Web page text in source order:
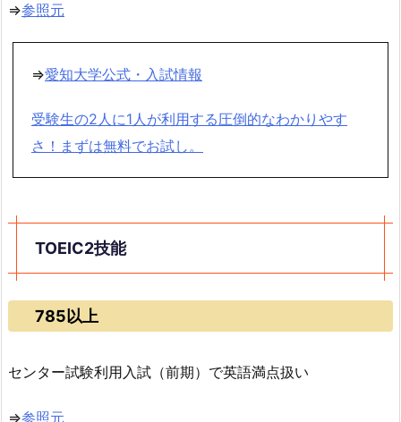
⇒参照元
⇒愛知大学公式・入試情報
受験生の2人に1人が利用する圧倒的なわかりやす
さ！まずは無料でお試し。
TOEIC2技能
785以上
センター試験利用入試（前期）で英語満点扱い
⇒参照元